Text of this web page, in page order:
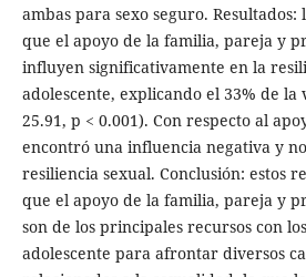
ambas para sexo seguro.
que el apoyo de la familia, pareja y
influyen significativamente en la
adolescente, explicando el 33% de la
25.91, p < 0.001). Con respecto al
encontró una influencia negativa y
resiliencia sexual. Conclusión: estos
que el apoyo de la familia, pareja y
son de los principales recursos con
adolescente para afrontar diversos